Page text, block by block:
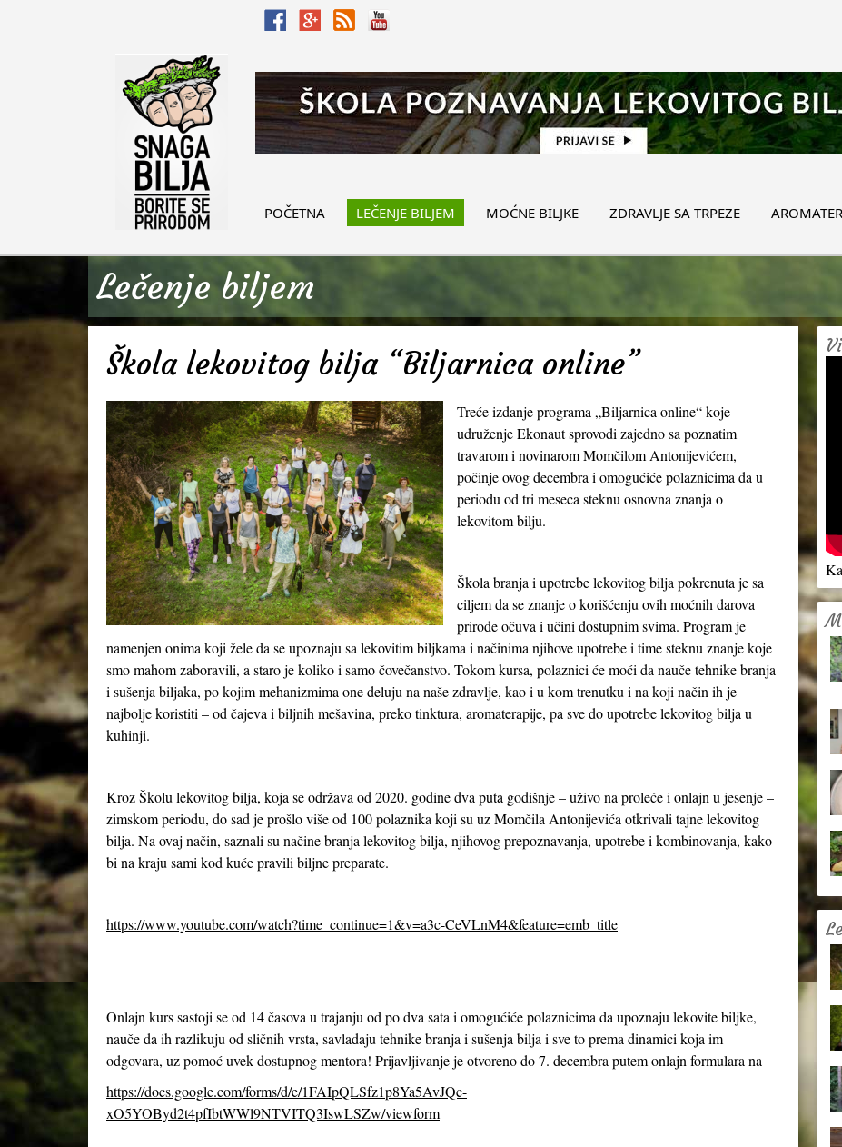
POČETNA LEČENJE BILJEM MOĆNE BILJKE ZDRAVLJE SA TRPEZE
Lečenje biljem
Škola lekovitog bilja “Biljarnica online”
Treće izdanje programa „Biljarnica online“ koje
udruženje Ekonaut sprovodi zajedno sa poznatim
travarom i novinarom Momčilom Antonijevićem,
počinje ovog decembra i omogućiće polaznicima da u
periodu od tri meseca steknu osnovna znanja o
lekovitom bilju.
Škola branja i upotrebe lekovitog bilja pokrenuta je sa
ciljem da se znanje o korišćenju ovih moćnih darova
prirode očuva i učini dostupnim svima. Program je
namenjen onima koji žele da se upoznaju sa lekovitim biljkama i načinima njihove upotrebe i time steknu znanje koje
smo mahom zaboravili, a staro je koliko i samo čovečanstvo. Tokom kursa, polaznici će moći da nauče tehnike branja
i sušenja biljaka, po kojim mehanizmima one deluju na naše zdravlje, kao i u kom trenutku i na koji način ih je
najbolje koristiti – od čajeva i biljnih mešavina, preko tinktura, aromaterapije, pa sve do upotrebe lekovitog bilja u
kuhinji.
Kroz Školu lekovitog bilja, koja se održava od 2020. godine dva puta godišnje – uživo na proleće i onlajn u jesenje –
zimskom periodu, do sad je prošlo više od 100 polaznika koji su uz Momčila Antonijevića otkrivali tajne lekovitog
bilja. Na ovaj način, saznali su načine branja lekovitog bilja, njihovog prepoznavanja, upotrebe i kombinovanja, kako
bi na kraju sami kod kuće pravili biljne preparate.
https://www.youtube.com/watch?time_continue=1&v=a3c-CeVLnM4&feature=emb_title
Onlajn kurs sastoji se od 14 časova u trajanju od po dva sata i omogućiće polaznicima da upoznaju lekovite biljke,
nauče da ih razlikuju od sličnih vrsta, savladaju tehnike branja i sušenja bilja i sve to prema dinamici koja im
odgovara, uz pomoć uvek dostupnog mentora! Prijavljivanje je otvoreno do 7. decembra putem onlajn formulara na
https://docs.google.com/forms/d/e/1FAIpQLSfz1p8Ya5AvJQc-
xO5YOByd2t4pfIbtWWl9NTVITQ3IswLSZw/viewform